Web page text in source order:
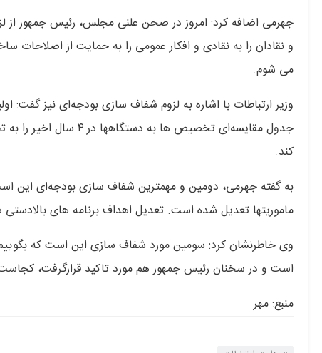
جهرمی اضافه کرد: امروز در صحن علنی مجلس، رئیس جمهور
و نقادان را به نقادی و افکار عمومی را به حمایت از اصلاحات
می شوم.
وزیر ارتباطات با اشاره به لزوم شفاف سازی بودجه‌ای نیز
جدول مقایسه‌ای تخصیص
کند.
به گفته جهرمی، دومین و مهمترین شفاف سازی بودجه‌ای این
ماموریتها تعدیل شده است. تعدیل اهداف برنامه های
وی خاطرنشان کرد: سومین مورد شفاف سازی این است که
است و در سخنان رئیس جمهور هم مورد تاکید قرارگرفت،
منبع: مهر